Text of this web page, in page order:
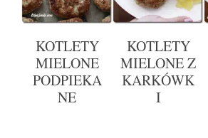
KOTLETY
MIELONE
PODPIEKA
NE
KOTLETY
MIELONE Z
KARKÓWK
I